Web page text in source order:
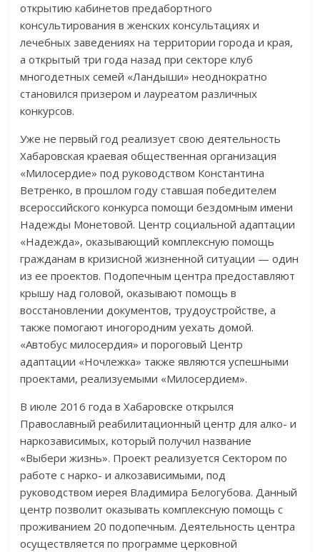
открытию кабинетов предабортного
консультирования в женских консультациях и
лечебных заведениях на территории города и края,
а открытый три года назад при секторе клуб
многодетных семей «Ландыши» неоднократно
становился призером и лауреатом различных
конкурсов.
Уже не первый год реализует свою деятельность
Хабаровская краевая общественная организация
«Милосердие» под руководством Константина
Ветренко, в прошлом году ставшая победителем
всероссийского конкурса помощи бездомным имени
Надежды Монетовой. Центр социальной адаптации
«Надежда», оказывающий комплексную помощь
гражданам в кризисной жизненной ситуации — один
из ее проектов. Подопечным центра предоставляют
крышу над головой, оказывают помощь в
восстановлении документов, трудоустройстве, а
также помогают иногородним уехать домой.
«Автобус милосердия» и пороговый Центр
адаптации «Ночлежка» также являются успешными
проектами, реализуемыми «Милосердием».
В июле 2016 года в Хабаровске открылся
Православный реабилитационный центр для алко- и
наркозависимых, который получил название
«Выбери жизнь». Проект реализуется Сектором по
работе с нарко- и алкозависимыми, под
руководством иерея Владимира Белогубова. Данный
центр позволит оказывать комплексную помощь с
проживанием 20 подопечным. Деятельность центра
осуществляется по программе церковной